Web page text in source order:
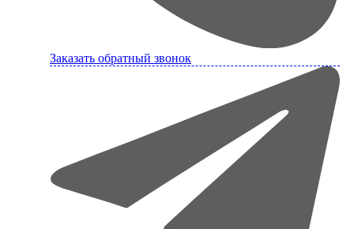
Заказать обратный звонок